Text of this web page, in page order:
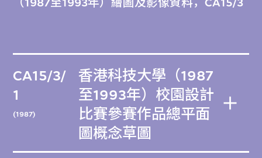
（1987至1993年）繪圖及影像資料，CA15/3
CA15/3/
1
(1987)
香港科技大學（1987
至1993年）校園設計
比賽參賽作品總平面
圖概念草圖